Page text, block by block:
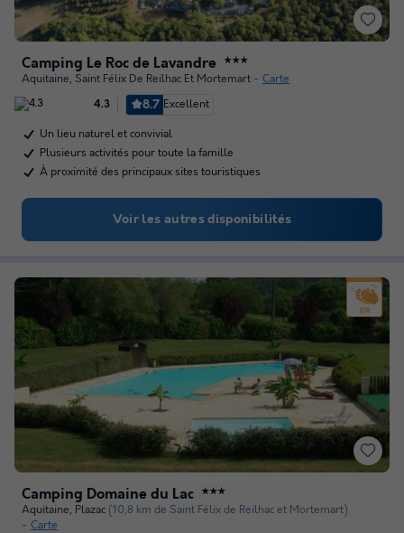
Camping Le Roc de Lavandre ★★★
Aquitaine, Saint Félix De Reilhac Et Mortemart Carte
4.3 8.7 Excellent
Un lieu naturel et convivial
Plusieurs activités pour toute la famille
À proximité des principaux sites touristiques
Voir les autres disponibilités
Camping Domaine du Lac ★★★
Aquitaine, Plazac (10,8 km de Saint Félix de Reilhac et Mortemart)
Carte